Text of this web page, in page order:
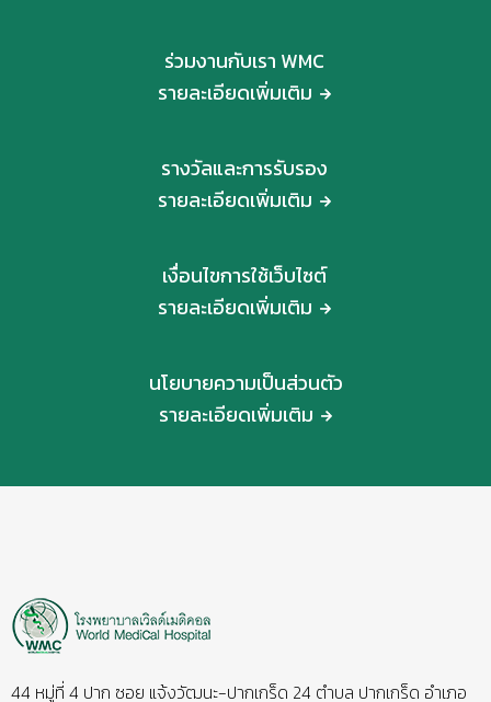
ร่วมงานกับเรา WMC
รายละเอียดเพิ่มเติม
รางวัลและการรับรอง
รายละเอียดเพิ่มเติม
เงื่อนไขการใช้เว็บไซต์
รายละเอียดเพิ่มเติม
นโยบายความเป็นส่วนตัว
รายละเอียดเพิ่มเติม
44 หมู่ที่ 4 ปาก ซอย แจ้งวัฒนะ-ปากเกร็ด 24 ตำบล ปากเกร็ด อำเภอ